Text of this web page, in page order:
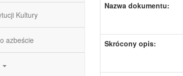
Kultury
azbeście
Nazwa dokumentu:
Skrócony opis: